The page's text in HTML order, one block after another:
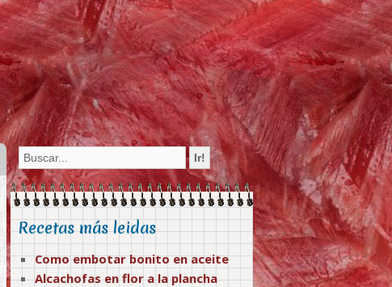
Recetas más leidas
Como embotar bonito en aceite
Alcachofas en flor a la plancha